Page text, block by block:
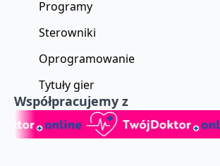
Programy
Sterowniki
Oprogramowanie
Tytuły gier
Współpracujemy z